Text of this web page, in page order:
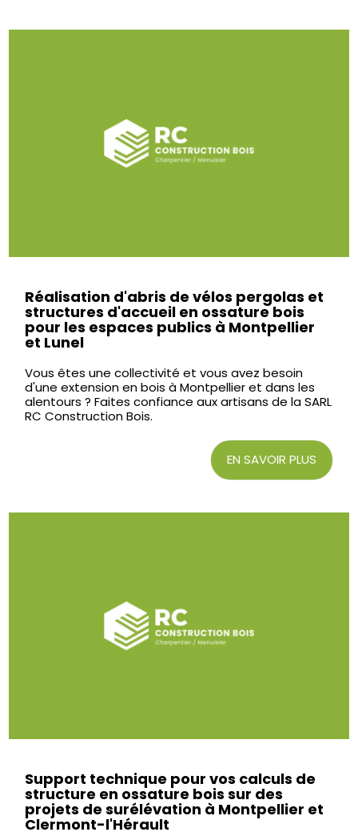
Réalisation d'abris de vélos pergolas et
structures d'accueil en ossature bois
pour les espaces publics à Montpellier
et Lunel
Vous êtes une collectivité et vous avez besoin
d'une extension en bois à Montpellier et dans les
alentours ? Faites confiance aux artisans de la SARL
RC Construction Bois.
EN SAVOIR PLUS
Support technique pour vos calculs de
structure en ossature bois sur des
projets de surélévation à Montpellier et
Clermont-l'Hérault